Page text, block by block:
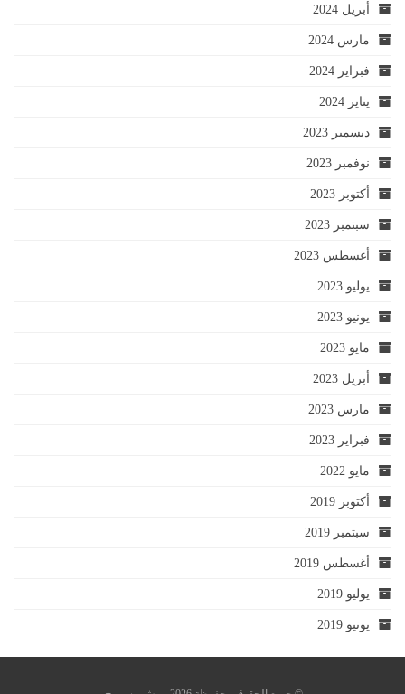
أبريل 2024
مارس 2024
فبراير 2024
يناير 2024
ديسمبر 2023
نوفمبر 2023
أكتوبر 2023
سبتمبر 2023
أغسطس 2023
يوليو 2023
يونيو 2023
مايو 2023
أبريل 2023
مارس 2023
فبراير 2023
مايو 2022
أكتوبر 2019
سبتمبر 2019
أغسطس 2019
يوليو 2019
يونيو 2019